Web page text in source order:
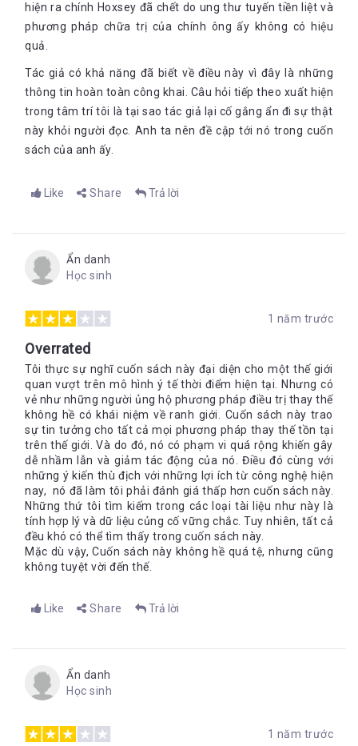
hiện ra chính Hoxsey đã chết do ung thư tuyến tiền liệt và
phương pháp chữa trị của chính ông ấy không có hiệu
quả.
Tác giả có khả năng đã biết về điều này vì đây là những
thông tin hoàn toàn công khai. Câu hỏi tiếp theo xuất hiện
trong tâm trí tôi là tại sao tác giả lại cố gắng ẩn đi sự thật
này khỏi người đọc. Anh ta nên đề cập tới nó trong cuốn
sách của anh ấy.
Like Share Trả lời
Ẩn danh
Học sinh
1 năm trước
Overrated
Tôi thực sự nghĩ cuốn sách này đại diện cho một thế giới
quan vượt trên mô hình ý tế thời điểm hiện tại. Nhưng có
vẻ như những người ủng hộ phương pháp điều trị thay thế
không hề có khái niệm về ranh giới. Cuốn sách này trao
sự tin tưởng cho tất cả mọi phương pháp thay thế tồn tại
trên thế giới. Và do đó, nó có phạm vi quá rộng khiến gây
dễ nhầm lẫn và giảm tác động của nó. Điều đó cùng với
những ý kiến thù địch với những lợi ích từ công nghệ hiện
nay, nó đã làm tôi phải đánh giá thấp hơn cuốn sách này.
Những thứ tôi tìm kiếm trong các loại tài liệu như này là
tính hợp lý và dữ liệu củng cố vững chắc. Tuy nhiên, tất cả
đều khó có thể tìm thấy trong cuốn sách này.
Mặc dù vậy, Cuốn sách này không hề quá tệ, nhưng cũng
không tuyệt vời đến thế.
Like Share Trả lời
Ẩn danh
Học sinh
1 năm trước